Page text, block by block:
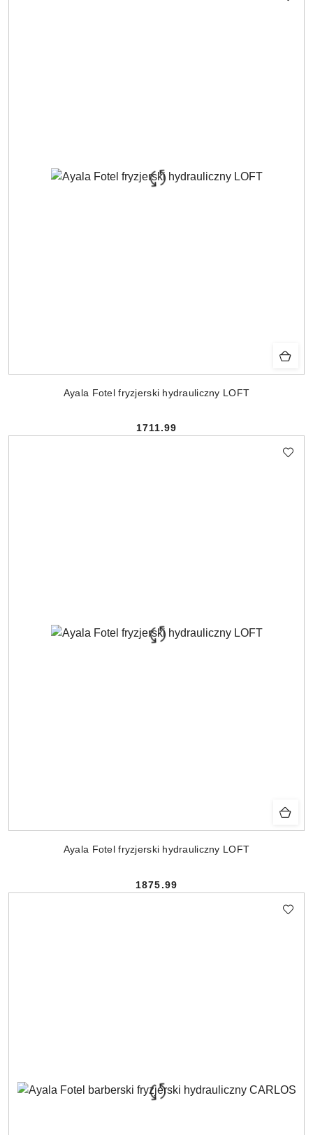
Ayala Fotel fryzjerski hydrauliczny LOFT
Cena:
1711.99
Ayala Fotel fryzjerski hydrauliczny LOFT
Cena:
1875.99